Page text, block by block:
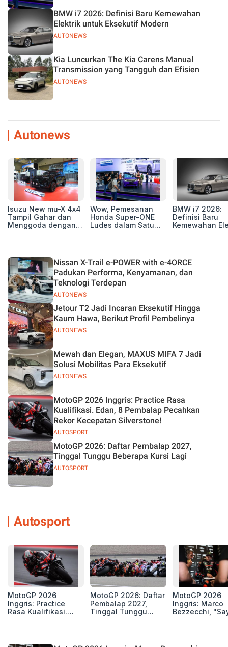
AUTONEWS
BMW i7 2026: Definisi Baru Kemewahan
Elektrik untuk Eksekutif Modern
AUTONEWS
Kia Luncurkan The Kia Carens Manual
Transmission yang Tangguh dan Efisien
Autonews
Isuzu New mu-X 4x4
Tampil Gahar dan
Menggoda dengan
Wow, Pemesanan
Honda Super-ONE
Ludes dalam Satu
BMW i7 2026:
Definisi Baru
Kemewahan
AUTONEWS
Nissan X-Trail e-POWER with e-4ORCE
Padukan Performa, Kenyamanan, dan
Teknologi Terdepan
AUTONEWS
Jetour T2 Jadi Incaran Eksekutif Hingga
Kaum Hawa, Berikut Profil Pembelinya
AUTONEWS
Mewah dan Elegan, MAXUS MIFA 7 Jadi
Solusi Mobilitas Para Eksekutif
AUTOSPORT
MotoGP 2026 Inggris: Practice Rasa
Kualifikasi. Edan, 8 Pembalap Pecahkan
Rekor Kecepatan Silverstone!
AUTOSPORT
MotoGP 2026: Daftar Pembalap 2027,
Tinggal Tunggu Beberapa Kursi Lagi
Autosport
MotoGP 2026
Inggris: Practice
Rasa Kualifikasi.
Silverstone!
MotoGP 2026: Daftar
Pembalap 2027,
Tinggal Tunggu
MotoGP 2026
Inggris: Marco
Bezzecchi,